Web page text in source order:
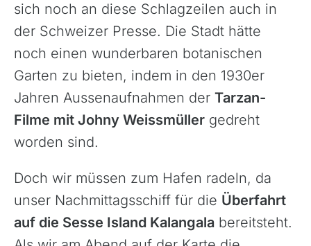
sich noch an diese Schlagzeilen auch in
der Schweizer Presse. Die Stadt hätte
noch einen wunderbaren botanischen
Garten zu bieten, indem in den 1930er
Jahren Aussenaufnahmen der Tarzan-
Filme mit Johny Weissmüllergedreht
worden sind.
Doch wir müssen zum Hafen radeln, da
unser Nachmittagsschiff für die Überfahrt
auf die Sesse Island Kalangalabereitsteht.